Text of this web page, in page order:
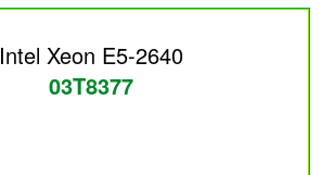
Intel Xeon E5-2640
03T8377